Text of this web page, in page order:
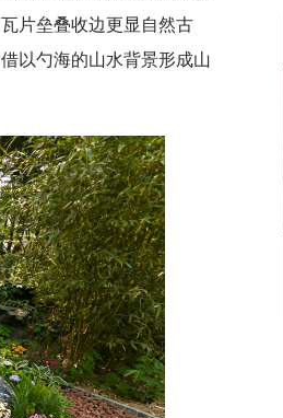
片垒叠收边更显自然古
以勺海的山水背景形成山
开展树立和践行正确政绩观学习教